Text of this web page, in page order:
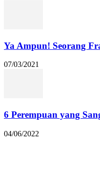
Ya Ampun! Seorang
07/03/2021
6 Perempuan yang
04/06/2022